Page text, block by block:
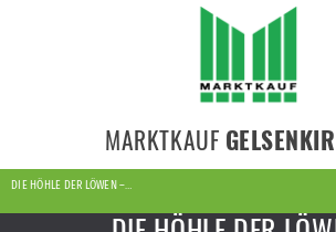
MARKTKAUF
DIE HÖHLE DER LÖWEN –…